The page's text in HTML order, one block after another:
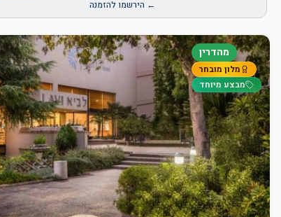
← הירשמו להזמנה
מהדרין
מלון מובחר
מבצע מיוחד